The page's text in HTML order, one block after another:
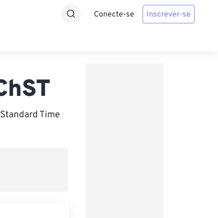
Conecte-se Inscrever-se
Time